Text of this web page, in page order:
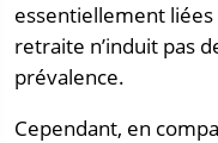
essentiellement liées
retraite n’induit pas
prévalence.
Cependant, en